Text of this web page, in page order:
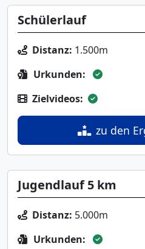
Schülerlauf
Distanz: 1.500m
Urkunden:
Zielvideos:
zu den
Jugendlauf 5 km
Distanz: 5.000m
Urkunden: